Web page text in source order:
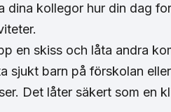
dina kollegor hur din dag
en skiss och låta andra
sjukt barn på förskolan
Det låter säkert som en